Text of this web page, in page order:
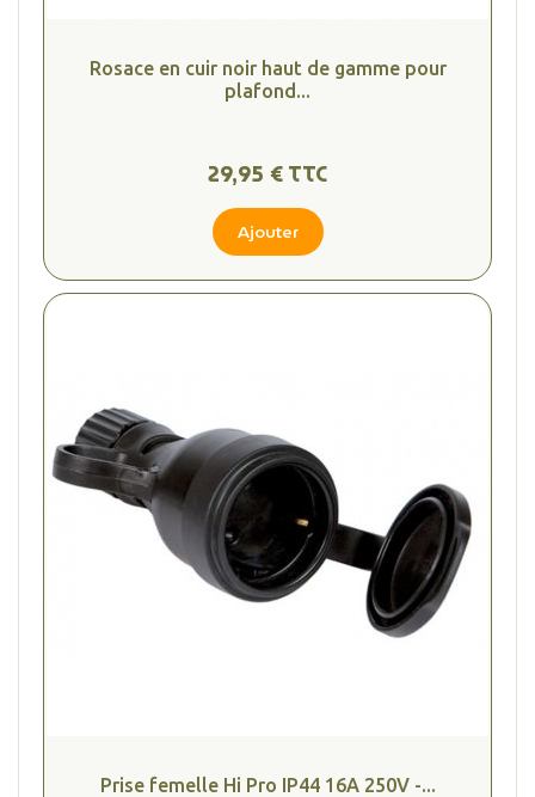
Rosace en cuir noir haut de gamme pour
plafond...
29,95 € TTC
Ajouter
Prise femelle Hi Pro IP44 16A 250V -...